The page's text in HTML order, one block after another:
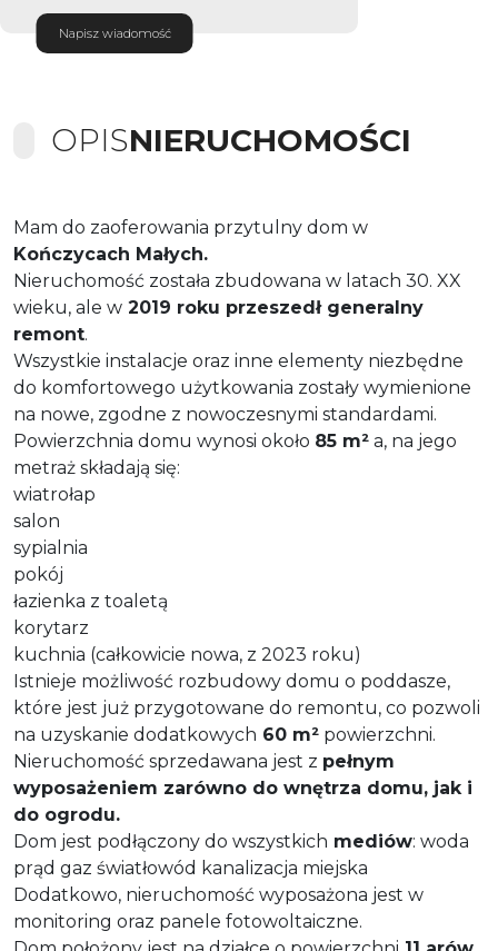
Napisz wiadomość
OPISNIERUCHOMOŚCI
Mam do zaoferowania przytulny dom w
Kończycach Małych.
Nieruchomość została zbudowana w latach 30. XX
wieku, ale w 2019 roku przeszedł generalny
remont.
Wszystkie instalacje oraz inne elementy niezbędne
do komfortowego użytkowania zostały wymienione
na nowe, zgodne z nowoczesnymi standardami.
Powierzchnia domu wynosi około 85 m² a, na jego
metraż składają się:
wiatrołap
salon
sypialnia
pokój
łazienka z toaletą
korytarz
kuchnia (całkowicie nowa, z 2023 roku)
Istnieje możliwość rozbudowy domu o poddasze,
które jest już przygotowane do remontu, co pozwoli
na uzyskanie dodatkowych 60 m² powierzchni.
Nieruchomość sprzedawana jest z pełnym
wyposażeniem zarówno do wnętrza domu, jak i
do ogrodu.
Dom jest podłączony do wszystkich mediów: woda
prąd gaz światłowód kanalizacja miejska
Dodatkowo, nieruchomość wyposażona jest w
monitoring oraz panele fotowoltaiczne.